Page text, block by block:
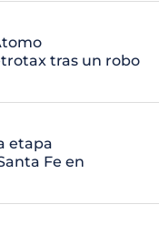
tras un robo
etapa
Fe en